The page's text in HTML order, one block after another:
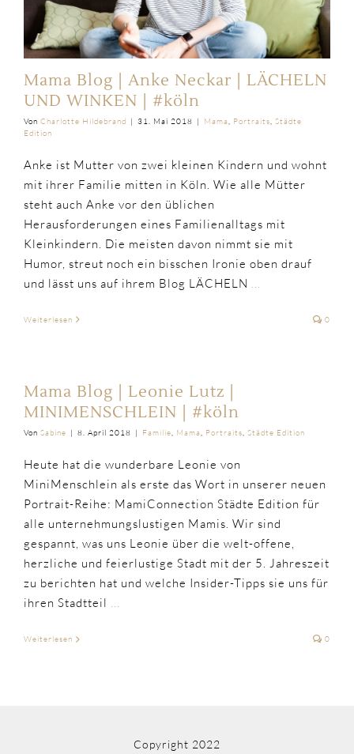
Mama Blog | Anke Neckar | LÄCHELN
UND WINKEN | #köln
Von Charlotte Hildebrand | 31. Mai 2018 | Mama, Portraits, Städte
Edition
Anke ist Mutter von zwei kleinen Kindern und wohnt
mit ihrer Familie mitten in Köln. Wie alle Mütter
steht auch Anke vor den üblichen
Herausforderungen eines Familienalltags mit
Kleinkindern. Die meisten davon nimmt sie mit
Humor, streut noch ein bisschen Ironie oben drauf
und lässt uns auf ihrem Blog LÄCHELN ...
Weiterlesen 0
Mama Blog | Leonie Lutz |
MINIMENSCHLEIN | #köln
Von Sabine | 8. April 2018 | Familie, Mama, Portraits, Städte Edition
Heute hat die wunderbare Leonie von
MiniMenschlein als erste das Wort in unserer neuen
Portrait-Reihe: MamiConnection Städte Edition für
alle unternehmungslustigen Mamis. Wir sind
gespannt, was uns Leonie über die welt-offene,
herzliche und feierlustige Stadt mit der 5. Jahreszeit
zu berichten hat und welche Insider-Tipps sie uns für
ihren Stadtteil ...
Weiterlesen 0
Copyright 2022